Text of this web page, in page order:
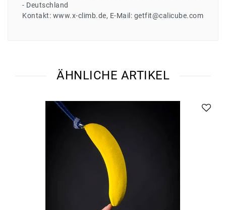
Deutschland
Kontakt: www.x-climb.de E-Mail: getfit@calicube.com
ÄHNLICHE ARTIKEL